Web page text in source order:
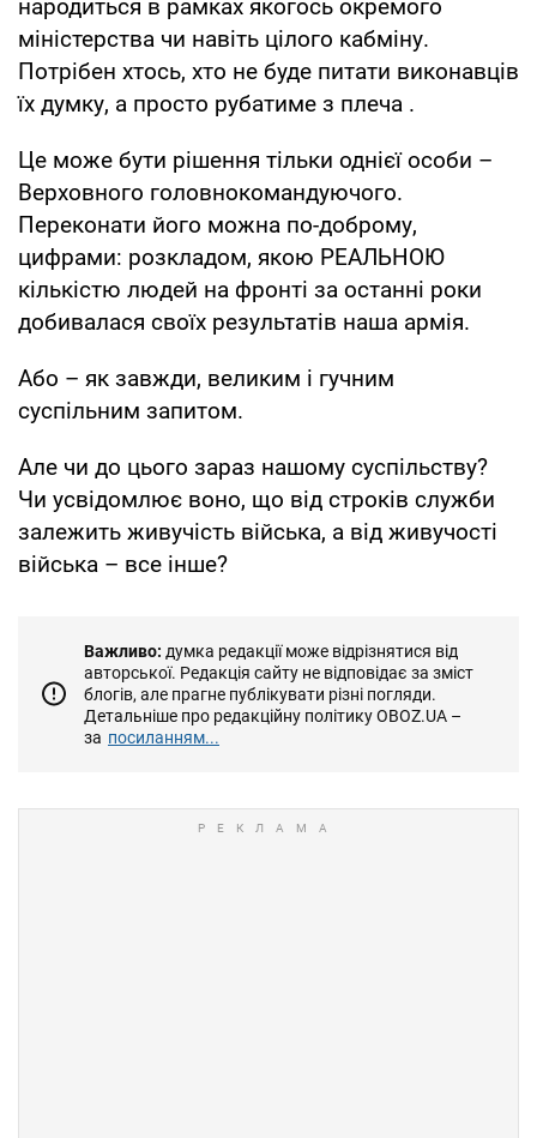
народиться в рамках якогось окремого
міністерства чи навіть цілого кабміну.
Потрібен хтось, хто не буде питати виконавців
їх думку, а просто рубатиме з плеча .
Це може бути рішення тільки однієї особи –
Верховного головнокомандуючого.
Переконати його можна по-доброму,
цифрами: розкладом, якою РЕАЛЬНОЮ
кількістю людей на фронті за останні роки
добивалася своїх результатів наша армія.
Або – як завжди, великим і гучним
суспільним запитом.
Але чи до цього зараз нашому суспільству?
Чи усвідомлює воно, що від строків служби
залежить живучість війська, а від живучості
війська – все інше?
Важливо: думка редакції може відрізнятися від
авторської. Редакція сайту не відповідає за зміст
блогів, але прагне публікувати різні погляди.
Детальніше про редакційну політику OBOZ.UA –
за посиланням...